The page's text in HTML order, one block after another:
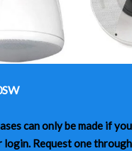
can only be made if
login. Request one through